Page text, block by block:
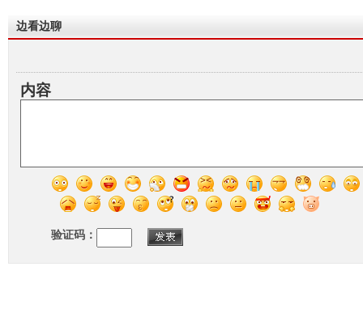
边看边聊
内容
验证码：